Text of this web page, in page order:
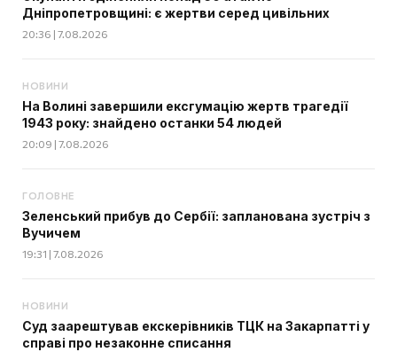
Дніпропетровщині: є жертви серед цивільних
20:36 | 7.08.2026
НОВИНИ
На Волині завершили ексгумацію жертв трагедії
1943 року: знайдено останки 54 людей
20:09 | 7.08.2026
ГОЛОВНЕ
Зеленський прибув до Сербії: запланована зустріч з
Вучичем
19:31 | 7.08.2026
НОВИНИ
Суд заарештував екскерівників ТЦК на Закарпатті у
справі про незаконне списання